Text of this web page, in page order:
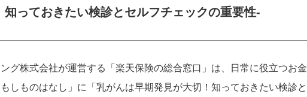
っておきたい検診とセルフチェックの重要性‐
グ株式会社が運営する「楽天保険の総合窓口」は、日常に役立つお金
しものはなし」に「乳がんは早期発見が大切！知っておきたい検診と